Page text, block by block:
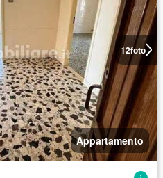
12foto
Appartamento